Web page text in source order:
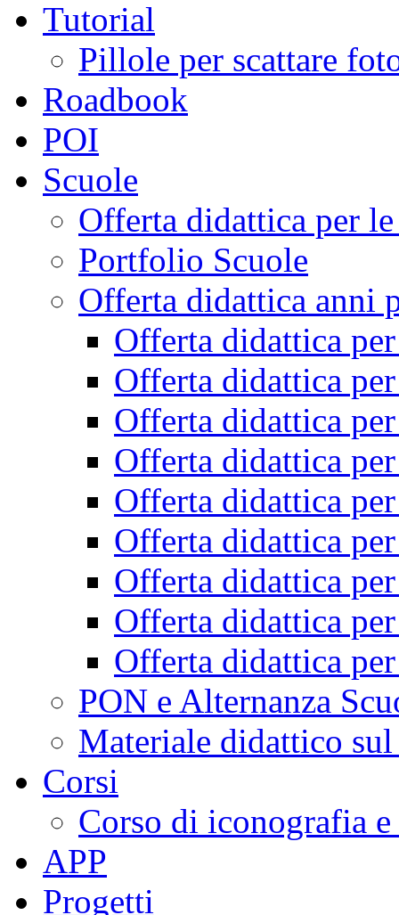
Tutorial
Pillole per scattare
Roadbook
POI
Scuole
Offerta didattica per
Portfolio Scuole
Offerta didattica anni
Offerta didattica
Offerta didattica
Offerta didattica
Offerta didattica
Offerta didattica
Offerta didattica
Offerta didattica
Offerta didattica
Offerta didattica
PON e Alternanza
Materiale didattico
Corsi
Corso di iconografia
APP
Progetti